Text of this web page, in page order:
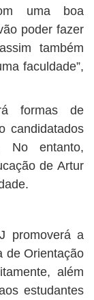
uma boa
poder fazer
também
faculdade”,
formas de
candidatados
No entanto,
de Artur
promoverá a
de Orientação
além
estudantes